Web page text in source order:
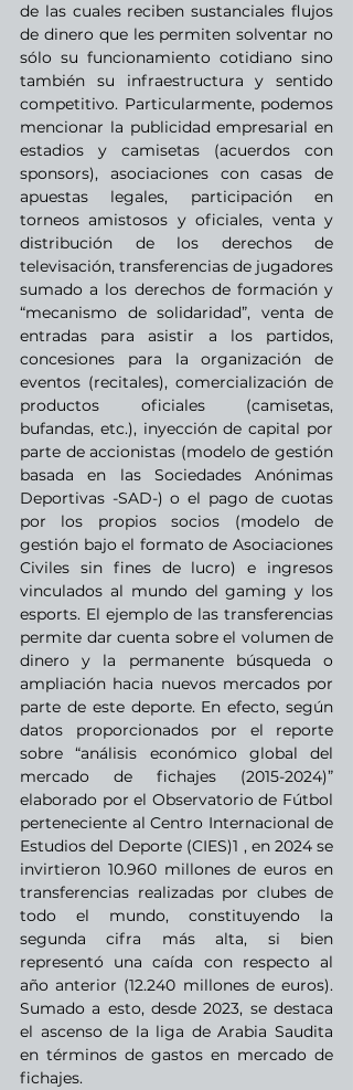
de las cuales reciben sustanciales flujos
de dinero que les permiten solventar no
sólo su funcionamiento cotidiano sino
también su infraestructura y sentido
competitivo. Particularmente, podemos
mencionar la publicidad empresarial en
estadios y camisetas (acuerdos con
sponsors), asociaciones con casas de
apuestas legales, participación en
torneos amistosos y oficiales, venta y
distribución de los derechos de
televisación, transferencias de jugadores
sumado a los derechos de formación y
“mecanismo de solidaridad”, venta de
entradas para asistir a los partidos,
concesiones para la organización de
eventos (recitales), comercialización de
productos oficiales (camisetas,
bufandas, etc.), inyección de capital por
parte de accionistas (modelo de gestión
basada en las Sociedades Anónimas
Deportivas -SAD-) o el pago de cuotas
por los propios socios (modelo de
gestión bajo el formato de Asociaciones
Civiles sin fines de lucro) e ingresos
vinculados al mundo del gaming y los
esports. El ejemplo de las transferencias
permite dar cuenta sobre el volumen de
dinero y la permanente búsqueda o
ampliación hacia nuevos mercados por
parte de este deporte. En efecto, según
datos proporcionados por el reporte
sobre “análisis económico global del
mercado de fichajes (2015-2024)”
elaborado por el Observatorio de Fútbol
perteneciente al Centro Internacional de
Estudios del Deporte (CIES)1 , en 2024 se
invirtieron 10.960 millones de euros en
transferencias realizadas por clubes de
todo el mundo, constituyendo la
segunda cifra más alta, si bien
representó una caída con respecto al
año anterior (12.240 millones de euros).
Sumado a esto, desde 2023, se destaca
el ascenso de la liga de Arabia Saudita
en términos de gastos en mercado de
fichajes.